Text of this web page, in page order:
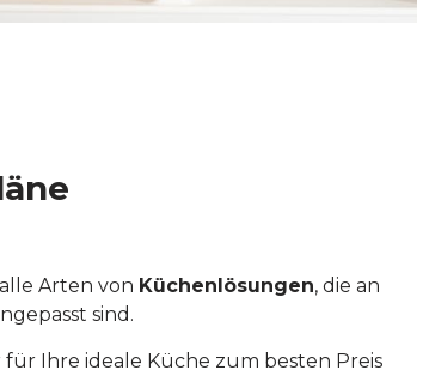
Arten von Küchenlösungen, die an
sind.
Ihre ideale Küche zum besten Preis